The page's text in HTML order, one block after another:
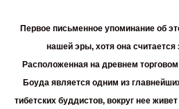
Первое письменное упоминание об
нашей эры, хотя она считается
Расположенная на древнем
Боуда является одним из
тибетских буддистов, вокруг нее